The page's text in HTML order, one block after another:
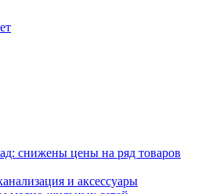
снижены цены на ряд товаров
и аксессуары